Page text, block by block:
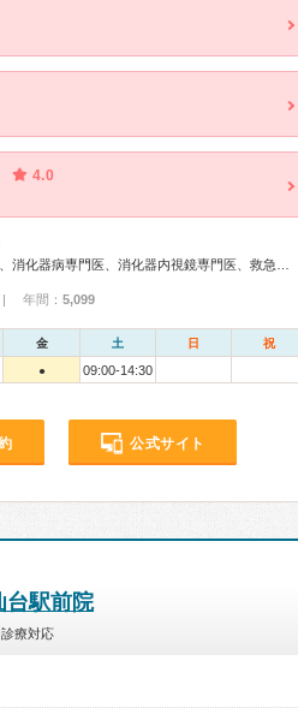
4.0
年間： 5,099
金 土 日 祝
● 09:00-14:30
公式サイト
台駅前院
療対応